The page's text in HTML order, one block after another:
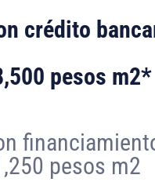
crédito
pesos m2*
pesos m2